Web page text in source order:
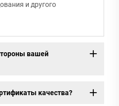
и другого
вашей
качества?